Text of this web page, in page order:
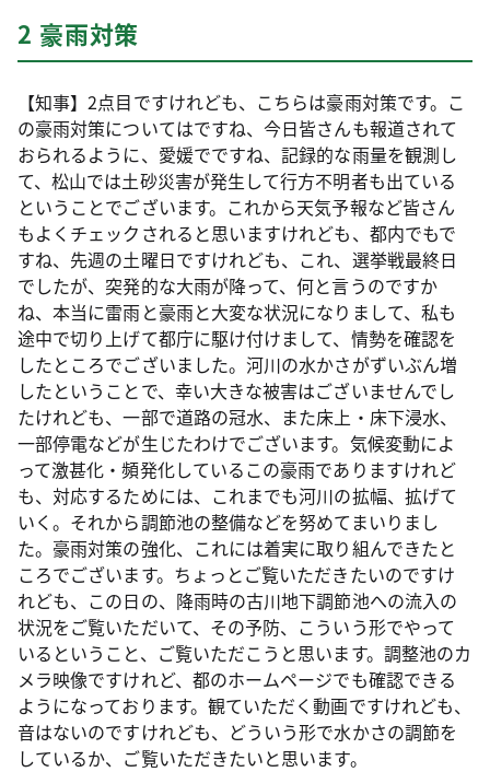
2 豪雨対策
【知事】2点目ですけれども、こちらは豪雨対策です。こ
の豪雨対策についてはですね、今日皆さんも報道されて
おられるように、愛媛でですね、記録的な雨量を観測し
て、松山では土砂災害が発生して行方不明者も出ている
ということでございます。これから天気予報など皆さん
もよくチェックされると思いますけれども、都内でもで
すね、先週の土曜日ですけれども、これ、選挙戦最終日
でしたが、突発的な大雨が降って、何と言うのですか
ね、本当に雷雨と豪雨と大変な状況になりまして、私も
途中で切り上げて都庁に駆け付けまして、情勢を確認を
したところでございました。河川の水かさがずいぶん増
したということで、幸い大きな被害はございませんでし
たけれども、一部で道路の冠水、また床上・床下浸水、
一部停電などが生じたわけでございます。気候変動によ
って激甚化・頻発化しているこの豪雨でありますけれど
も、対応するためには、これまでも河川の拡幅、拡げて
いく。それから調節池の整備などを努めてまいりまし
た。豪雨対策の強化、これには着実に取り組んできたと
ころでございます。ちょっとご覧いただきたいのですけ
れども、この日の、降雨時の古川地下調節池への流入の
状況をご覧いただいて、その予防、こういう形でやって
いるということ、ご覧いただこうと思います。調整池のカ
メラ映像ですけれど、都のホームページでも確認できる
ようになっております。観ていただく動画ですけれども、
音はないのですけれども、どういう形で水かさの調節を
しているか、ご覧いただきたいと思います。